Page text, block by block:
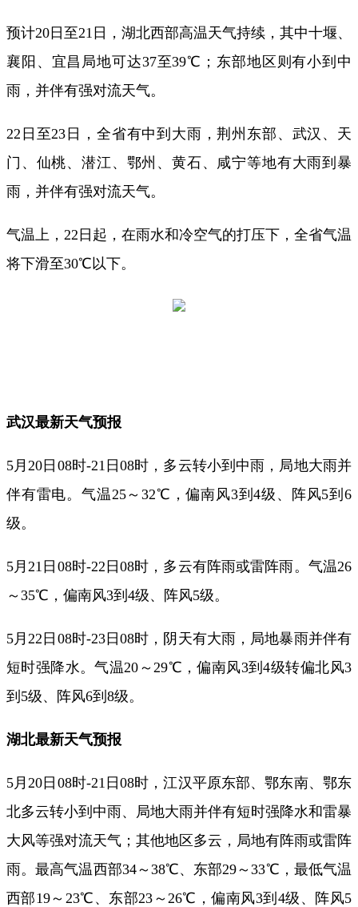
预计20日至21日，湖北西部高温天气持续，其中十堰、
襄阳、宜昌局地可达37至39℃；东部地区则有小到中
雨，并伴有强对流天气。
22日至23日，全省有中到大雨，荆州东部、武汉、天
门、仙桃、潜江、鄂州、黄石、咸宁等地有大雨到暴
雨，并伴有强对流天气。
气温上，22日起，在雨水和冷空气的打压下，全省气温
将下滑至30℃以下。
武汉最新天气预报
5月20日08时-21日08时，多云转小到中雨，局地大雨并
伴有雷电。气温25～32℃，偏南风3到4级、阵风5到6
级。
5月21日08时-22日08时，多云有阵雨或雷阵雨。气温26
～35℃，偏南风3到4级、阵风5级。
5月22日08时-23日08时，阴天有大雨，局地暴雨并伴有
短时强降水。气温20～29℃，偏南风3到4级转偏北风3
到5级、阵风6到8级。
湖北最新天气预报
5月20日08时-21日08时，江汉平原东部、鄂东南、鄂东
北多云转小到中雨、局地大雨并伴有短时强降水和雷暴
大风等强对流天气；其他地区多云，局地有阵雨或雷阵
雨。最高气温西部34～38℃、东部29～33℃，最低气温
西部19～23℃、东部23～26℃，偏南风3到4级、阵风5